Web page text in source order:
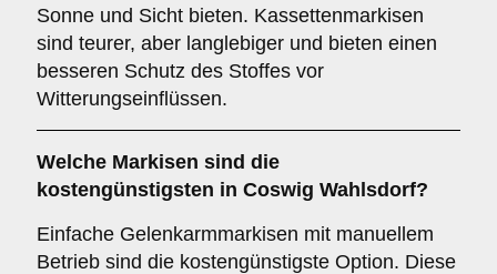
Sonne und Sicht bieten. Kassettenmarkisen
sind teurer, aber langlebiger und bieten einen
besseren Schutz des Stoffes vor
Witterungseinflüssen.
Welche Markisen sind die
kostengünstigsten in Coswig Wahlsdorf?
Einfache Gelenkarmmarkisen mit manuellem
Betrieb sind die kostengünstigste Option. Diese